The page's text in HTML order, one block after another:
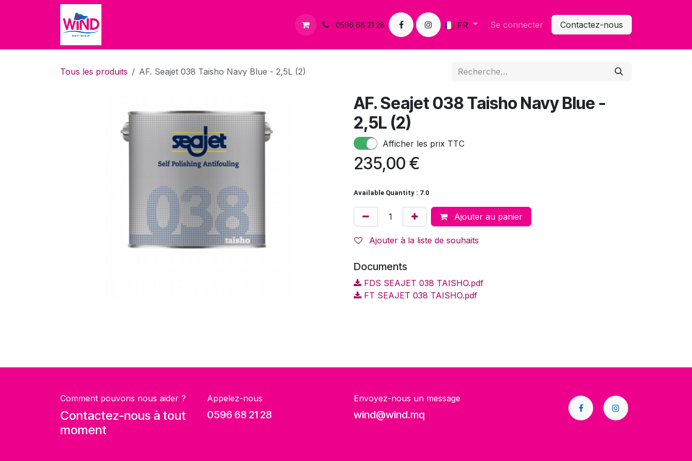
Se rendre au contenu
Contactez-nous 0596 68 21 28 FR Se connecter Contactez-nous
Tous les produits AF. Seajet 038 Taisho Navy Blue - 2,5L (2)
AF. Seajet 038 Taisho Navy Blue -
2,5L (2)
Afficher les prix TTC
235,00 €
Available Quantity : 7.0
Ajouter au panier
Ajouter à la liste de souhaits
Documents
FDS SEAJET 038 TAISHO.pdf
FT SEAJET 038 TAISHO.pdf
Comment pouvons nous aider ?
Contactez-nous à tout
moment
Appelez-nous
0596 68 21 28
Envoyez-nous un message
wind@wind.mq